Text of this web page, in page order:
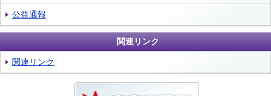
公益通報
関連リンク
関連リンク